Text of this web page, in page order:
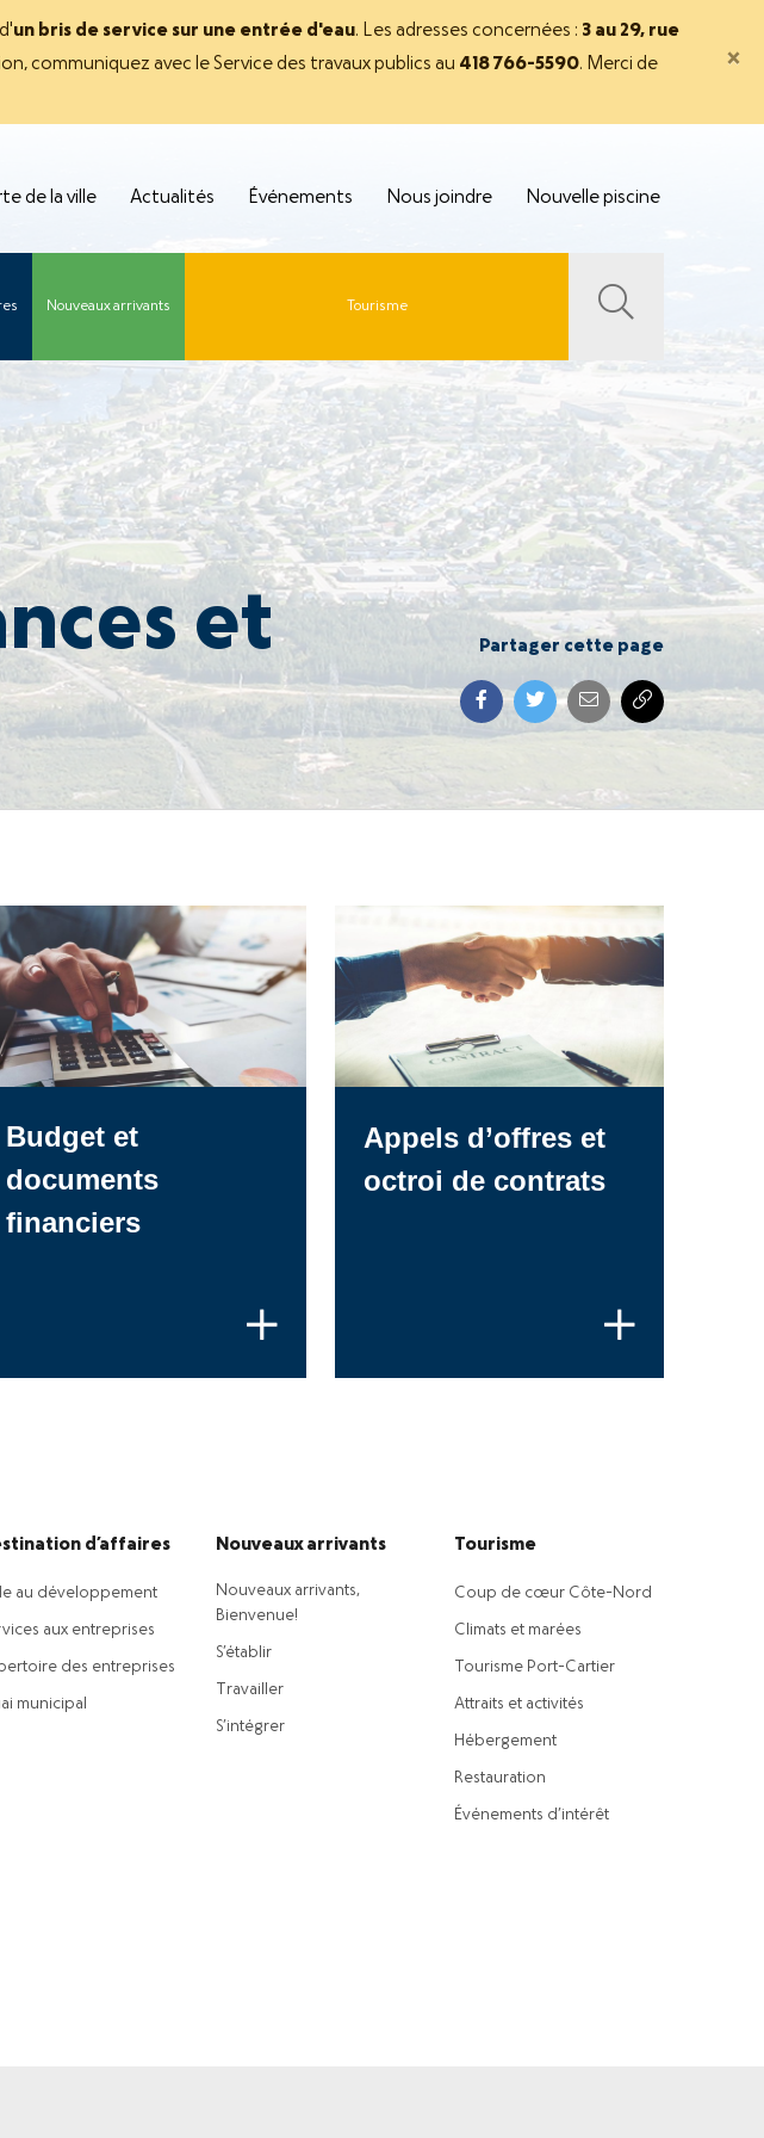
un bris de service sur une entrée d'eau. Les adresses concernées : 3 au 29, rue
communiquez avec le Service des travaux publics au 418 766-5590. Merci de
×
de la ville Actualités Événements Nous joindre Nouvelle piscine
Nouveaux arrivants Tourisme
et
Partager cette page
Budget et
documents
financiers
Appels d’offres et
octroi de contrats
d’affaires
au développement
aux entreprises
des entreprises
municipal
Nouveaux arrivants
Nouveaux arrivants,
Bienvenue!
S’établir
Travailler
S’intégrer
Tourisme
Coup de cœur Côte-Nord
Climats et marées
Tourisme Port-Cartier
Attraits et activités
Hébergement
Restauration
Événements d’intérêt